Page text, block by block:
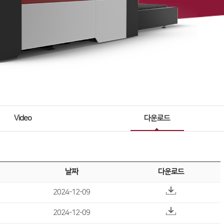
Video 다운로드
날짜 다운로드
2024-12-09
2024-12-09